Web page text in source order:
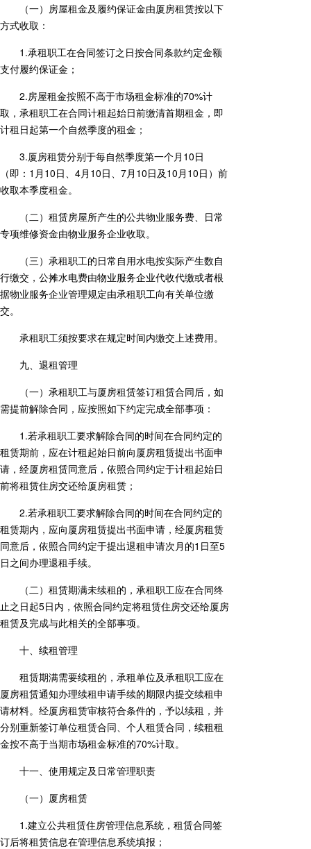
（一）房屋租金及履约保证金由厦房租赁按以下
方式收取：
1.承租职工在合同签订之日按合同条款约定金额
支付履约保证金；
2.房屋租金按照不高于市场租金标准的70%计
取，承租职工在合同计租起始日前缴清首期租金，即
计租日起第一个自然季度的租金；
3.厦房租赁分别于每自然季度第一个月10日
（即：1月10日、4月10日、7月10日及10月10日）前
收取本季度租金。
（二）租赁房屋所产生的公共物业服务费、日常
专项维修资金由物业服务企业收取。
（三）承租职工的日常自用水电按实际产生数自
行缴交，公摊水电费由物业服务企业代收代缴或者根
据物业服务企业管理规定由承租职工向有关单位缴
交。
承租职工须按要求在规定时间内缴交上述费用。
九、退租管理
（一）承租职工与厦房租赁签订租赁合同后，如
需提前解除合同，应按照如下约定完成全部事项：
1.若承租职工要求解除合同的时间在合同约定的
租赁期前，应在计租起始日前向厦房租赁提出书面申
请，经厦房租赁同意后，依照合同约定于计租起始日
前将租赁住房交还给厦房租赁；
2.若承租职工要求解除合同的时间在合同约定的
租赁期内，应向厦房租赁提出书面申请，经厦房租赁
同意后，依照合同约定于提出退租申请次月的1日至5
日之间办理退租手续。
（二）租赁期满未续租的，承租职工应在合同终
止之日起5日内，依照合同约定将租赁住房交还给厦房
租赁及完成与此相关的全部事项。
十、续租管理
租赁期满需要续租的，承租单位及承租职工应在
厦房租赁通知办理续租申请手续的期限内提交续租申
请材料。经厦房租赁审核符合条件的，予以续租，并
分别重新签订单位租赁合同、个人租赁合同，续租租
金按不高于当期市场租金标准的70%计取。
十一、使用规定及日常管理职责
（一）厦房租赁
1.建立公共租赁住房管理信息系统，租赁合同签
订后将租赁信息在管理信息系统填报；